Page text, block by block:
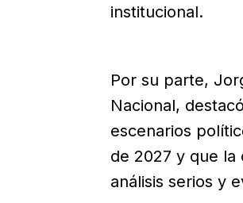
institucional.
Por su parte,
Nacional,
escenarios
de 2027 y que la
análisis serios y